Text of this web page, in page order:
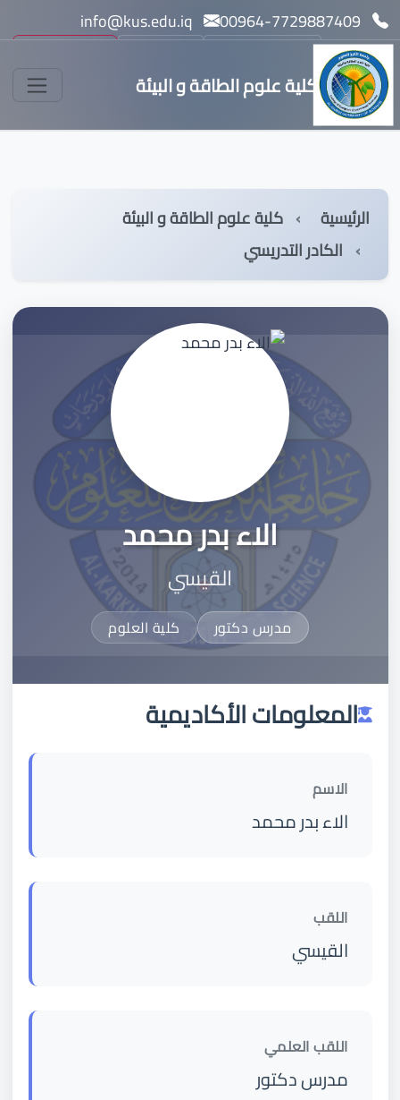
info@kus.edu.iq
بحث
كلية علوم الطاقة و البيئة
الرئيسية
كلية علوم الطاقة و البيئة
الكادر التدريسي
الاء بدر محمد
القيسي
مدرس دكتور كلية العلوم
المعلومات الأكاديمية
الاسم
الاء بدر محمد
اللقب
القيسي
اللقب العلمي
مدرس دكتور